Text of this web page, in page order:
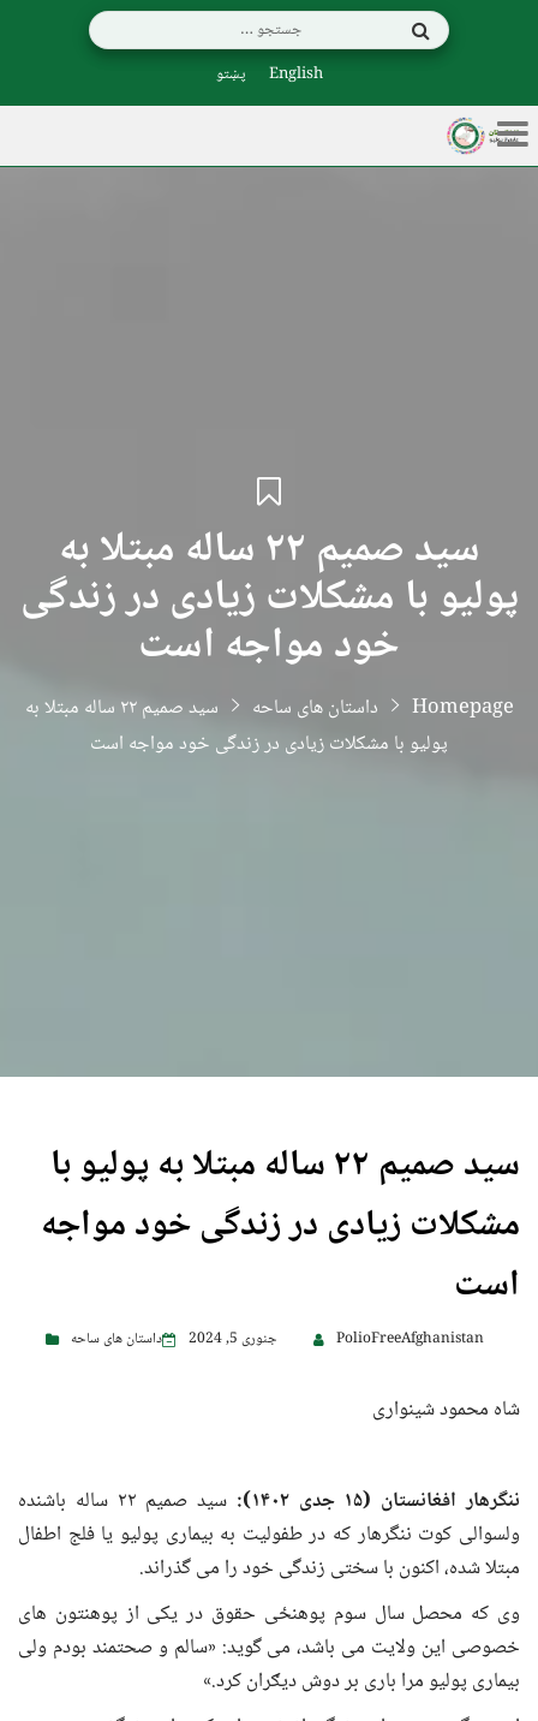
English پښتو
سید صمیم ۲۲ ساله مبتلا به
پولیو با مشکلات زیادی در زندگی
خود مواجه است
Homepage داستان های ساحه
سید صمیم ۲۲ ساله مبتلا به
پولیو با مشکلات زیادی در زندگی خود مواجه است
سید صمیم ۲۲ ساله مبتلا به پولیو با
مشکلات زیادی در زندگی خود مواجه
است
PolioFreeAfghanistan جنوری 5, 2024 داستان های ساحه
شاه محمود شینواری
ننگرهار افغانستان (۱۵ جدی ۱۴۰۲):
سید صمیم ۲۲ ساله باشنده
ولسوالی کوت ننگرهار که در طفولیت به بیماری پولیو یا فلج اطفال
مبتلا شده، اکنون با سختی زندگی خود را می گذراند.
وی که محصل سال سوم پوهنځی حقوق در یکی از پوهنتون های
خصوصی این ولایت می باشد، می گوید: «سالم و صحتمند بودم ولی
بیماری پولیو مرا باری بر دوش دیګران کرد.»